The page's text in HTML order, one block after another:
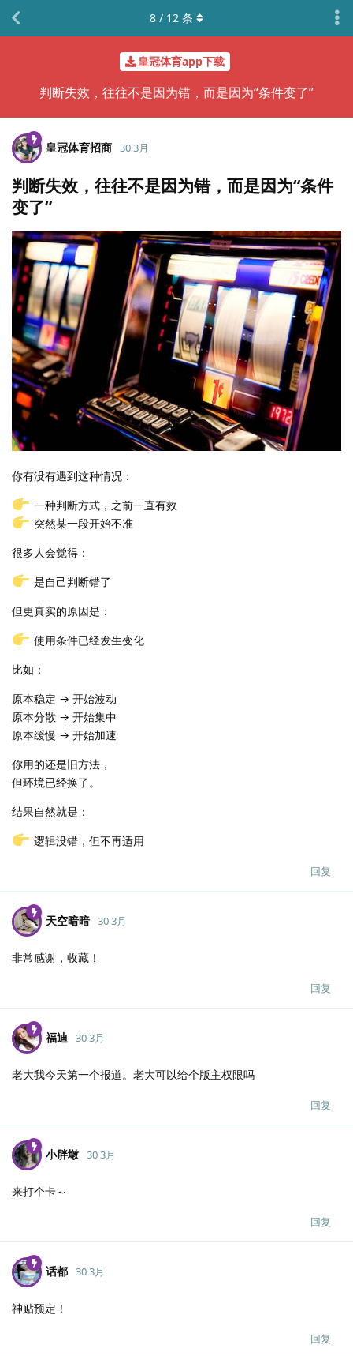
皇冠体育app下载
判断失效，往往不是因为错，而是因为“条件变了”
8 / 12 条
皇冠体育招商 30 3月
判断失效，往往不是因为错，而是因为“条件
变了”
你有没有遇到这种情况：
一种判断方式，之前一直有效
突然某一段开始不准
很多人会觉得：
是自己判断错了
但更真实的原因是：
使用条件已经发生变化
比如：
原本稳定 → 开始波动
原本分散 → 开始集中
原本缓慢 → 开始加速
你用的还是旧方法，
但环境已经换了。
结果自然就是：
逻辑没错，但不再适用
回复
天空暗暗 30 3月
非常感谢，收藏！
回复
福迪 30 3月
老大我今天第一个报道。老大可以给个版主权限吗
回复
小胖墩 30 3月
来打个卡～
回复
话都 30 3月
神贴预定！
回复